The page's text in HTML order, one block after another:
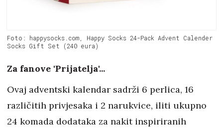
Foto: happysocks.com, Happy Socks 24-Pack Advent Calender
Socks Gift Set (240 eura)
Za fanove 'Prijatelja'...
Ovaj adventski kalendar sadrži 6 perlica, 16
različitih privjesaka i 2 narukvice, iliti ukupno
24 komada dodataka za nakit inspiriranih